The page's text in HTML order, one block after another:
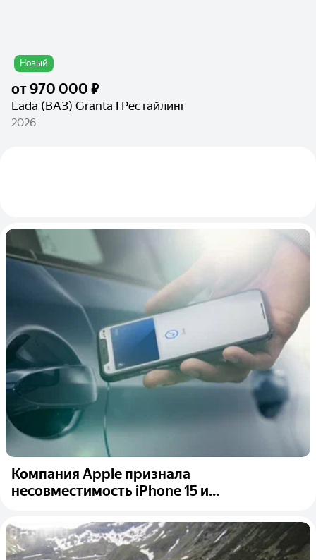
Новый
от970 000 ₽
Lada (ВАЗ) Granta I Рестайлинг
2026
Компания Apple признала
несовместимость iPhone 15 и...